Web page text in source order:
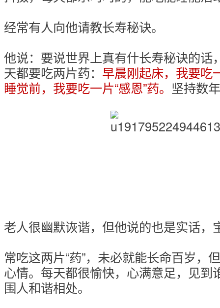
经常有人向他请教长寿秘诀。
他说：要说世界上真有什长寿秘诀的话
天都要吃两片药： 早晨刚起床，我要吃
睡觉前，我要吃一片“感恩”药。 坚持数
老人很幽默诙谐，但他说的也是实话，
常吃这两片“药”，未必就能长命百岁，
心情。每天都很愉快，心满意足，见到
围人和谐相处。